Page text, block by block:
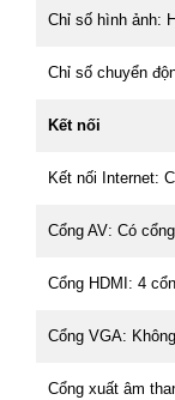
Chỉ số hình ảnh:
Chỉ số chuyển
Kết nối
Kết nối Internet:
Cổng AV: Có
Cổng HDMI: 4
Cổng VGA: Không
Cổng xuất âm